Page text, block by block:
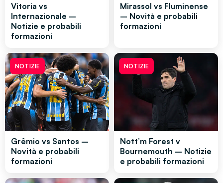
Vitoria vs
Internazionale –
Notizie e probabili
formazioni
Mirassol vs Fluminense
– Novità e probabili
formazioni
NOTIZIE
Grêmio vs Santos –
Novità e probabili
formazioni
NOTIZIE
Nott’m Forest v
Bournemouth – Notizie
e probabili formazioni